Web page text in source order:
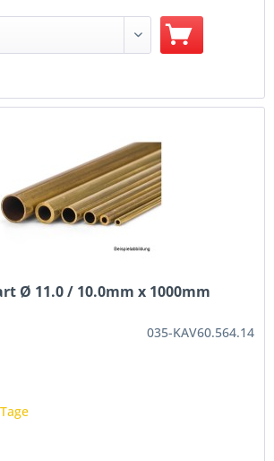
Ø 11.0 / 10.0mm x 1000mm
035-KAV60.564.14